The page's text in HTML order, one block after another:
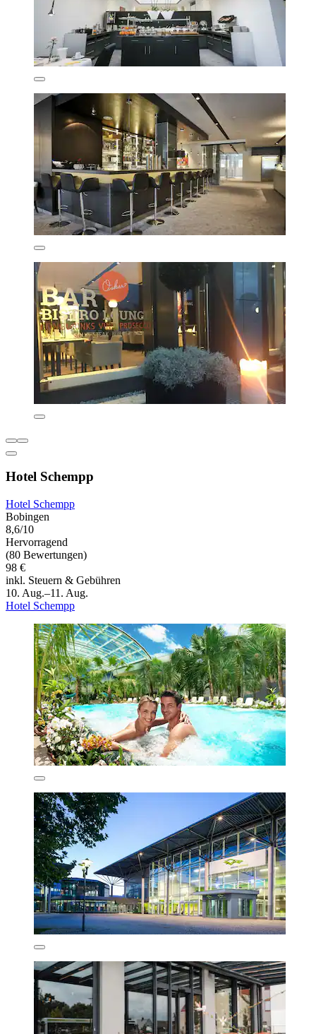
Hotel Schempp
Hotel Schempp
Bobingen
8,6/10
Hervorragend
(80 Bewertungen)
98 €
inkl. Steuern & Gebühren
10. Aug.–11. Aug.
Hotel Schempp